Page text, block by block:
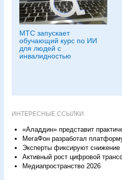
МТС запускает
обучающий курс по ИИ
для людей с
инвалидностью
ИНТЕРЕСНЫЕ ССЫЛКИ
«Аладдин» представит
МегаФон разработал
Эксперты фиксируют снижение
Активный рост цифровой
Медиапространство 2026